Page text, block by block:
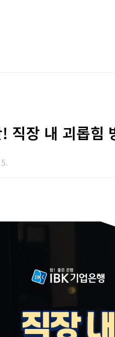
직장 내 괴롭힘